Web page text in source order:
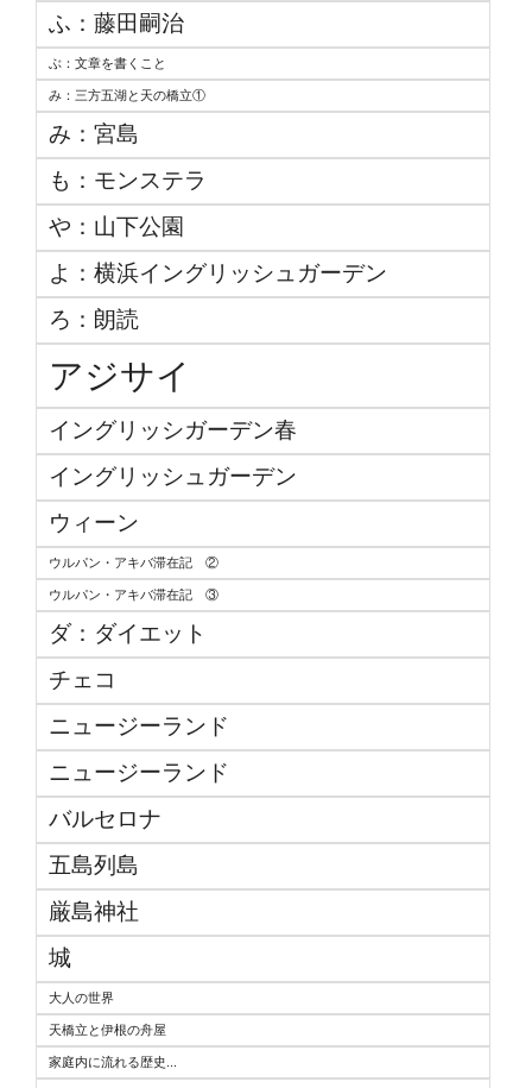
ふ：藤田嗣治
ぶ：文章を書くこと
み：三方五湖と天の橋立①
み：宮島
も：モンステラ
や：山下公園
よ：横浜イングリッシュガーデン
ろ：朗読
アジサイ
イングリッシガーデン春
イングリッシュガーデン
ウィーン
ウルパン・アキバ滞在記 ②
ウルパン・アキバ滞在記 ③
ダ：ダイエット
チェコ
ニュージーランド
ニュージーランド
バルセロナ
五島列島
厳島神社
城
大人の世界
天橋立と伊根の舟屋
家庭内に流れる歴史...